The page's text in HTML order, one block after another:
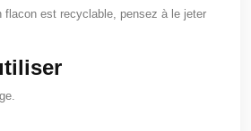
flacon est recyclable, pensez à le jeter